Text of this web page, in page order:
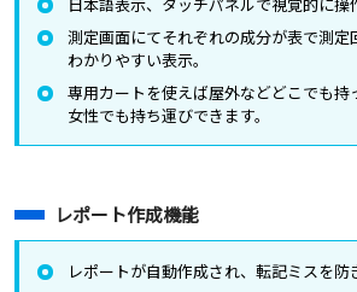
測定画面にてそれぞれの成分が表で測定
わかりやすい表示。
専用カートを使えば屋外などどこでも持
女性でも持ち運びできます。
レポート作成機能
レポートが自動作成され、転記ミスを防